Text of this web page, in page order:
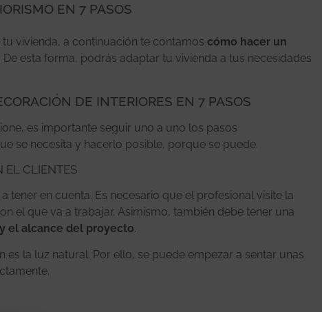
EN 7 PASOS
vivienda, a continuación te contamos cómo hacer un
. De esta forma, podrás adaptar tu vivienda a tus necesidades
DE INTERIORES EN 7 PASOS
es importante seguir uno a uno los pasos
se necesita y hacerlo posible, porque se puede.
EL CLIENTES
tener en cuenta. Es necesario que el profesional visite la
el que va a trabajar. Asimismo, también debe tener una
el alcance del proyecto.
la luz natural. Por ello, se puede empezar a sentar unas